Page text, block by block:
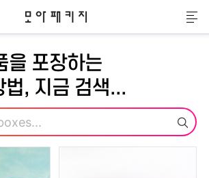
모아패키지
메
을 포장하는
, 지금 검색...
검색